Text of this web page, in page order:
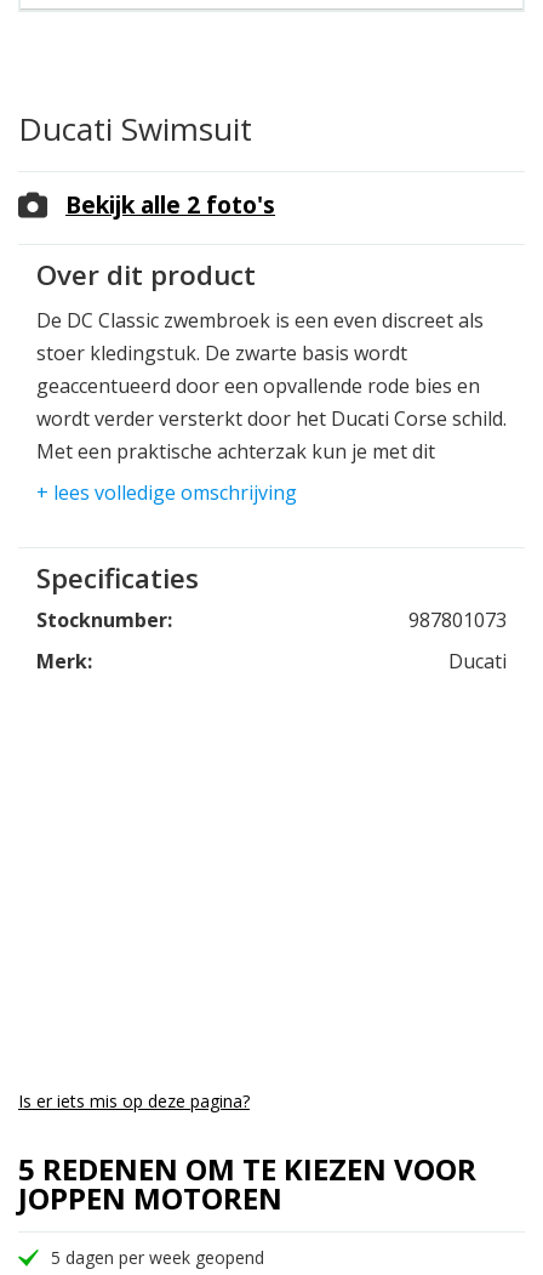
Ducati Swimsuit
Over dit product
De DC Classic zwembroek is een even discreet als
stoer kledingstuk. De zwarte basis wordt
geaccentueerd door een opvallende rode bies en
wordt verder versterkt door het Ducati Corse schild.
Met een praktische achterzak kun je met dit
onmisbare accessoire je Ducati-passie stijlvol
+ lees volledige omschrijving
Bekijk alle 2 foto's
Specificaties
Stocknumber:
987801073
Merk:
Ducati
Is er iets mis op deze pagina?
5 REDENEN OM TE KIEZEN VOOR
JOPPEN MOTOREN
5 dagen per week geopend